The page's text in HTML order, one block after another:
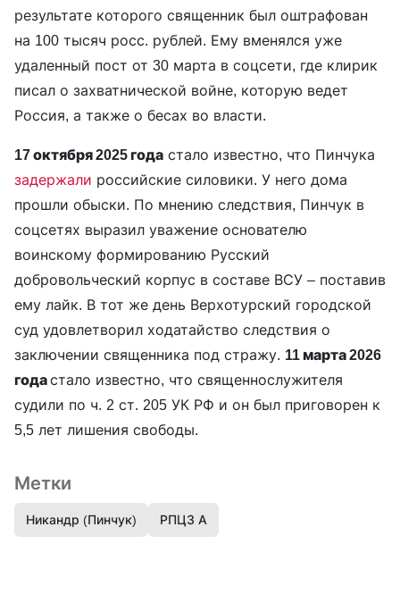
результате которого священник был оштрафован
на 100 тысяч росс. рублей. Ему вменялся уже
удаленный пост от 30 марта в соцсети, где клирик
писал о захватнической войне, которую ведет
Россия, а также о бесах во власти.
17 октября 2025 года стало известно, что Пинчука
задержали российские силовики. У него дома
прошли обыски. По мнению следствия, Пинчук в
соцсетях выразил уважение основателю
воинскому формированию Русский
добровольческий корпус в составе ВСУ – поставив
ему лайк. В тот же день Верхотурский городской
суд удовлетворил ходатайство следствия о
заключении священника под стражу. 11 марта 2026
годастало известно, что священнослужителя
судили по ч. 2 ст. 205 УК РФ и он был приговорен к
5,5 лет лишения свободы.
Метки
Никандр (Пинчук) РПЦЗ А